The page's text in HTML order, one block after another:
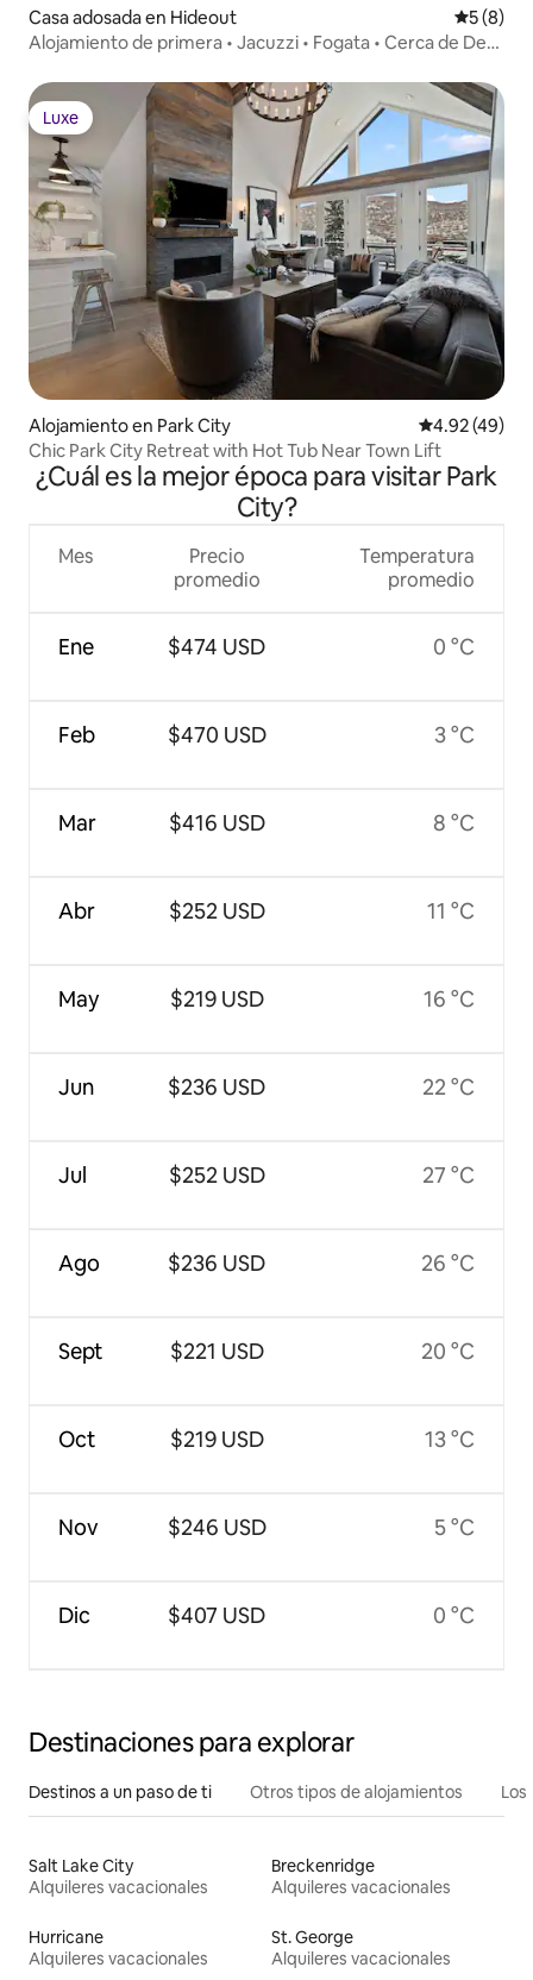
Casa adosada en Hideout
5 (8)
Alojamiento de primera • Jacuzzi • Fogata • Cerca de Deer
Luxe
Luxe
Alojamiento en Park City Calificación
4.92 (49)
Chic Park City Retreat with Hot Tub Near Town Lift
¿Cuál es la mejor época para visitar Park
City?
Mes
Ene
Feb
Mar
Abr
May
Jun
Jul
Ago
Sept
Oct
Nov
Dic
Precio
promedio
$474 USD
$470 USD
$416 USD
$252 USD
$219 USD
$236 USD
$252 USD
$236 USD
$221 USD
$219 USD
$246 USD
$407 USD
Temperatura
promedio
0 °C
3 °C
8 °C
11 °C
16 °C
22 °C
27 °C
26 °C
20 °C
13 °C
5 °C
0 °C
Destinaciones para explorar
Destinos a un paso de ti Otros tipos de alojamientos
Salt Lake City
Alquileres vacacionales
Breckenridge
Alquileres vacacionales
Hurricane
Alquileres vacacionales
St. George
Alquileres vacacionales